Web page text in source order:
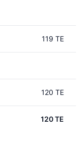
119 TE
120 TE
120 TE